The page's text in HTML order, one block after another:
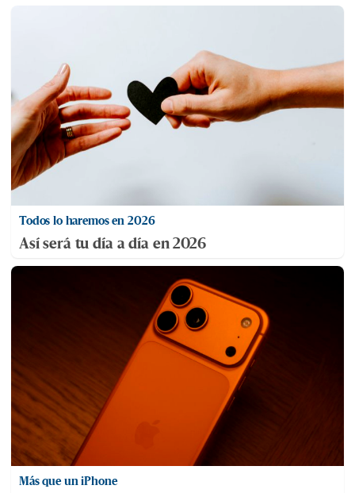
Todos lo haremos en 2026
Así será tu día a día en 2026
Más que un iPhone